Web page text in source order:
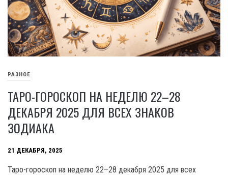
РАЗНОЕ
ТАРО-ГОРОСКОП НА НЕДЕЛЮ 22–28
ДЕКАБРЯ 2025 ДЛЯ ВСЕХ ЗНАКОВ
ЗОДИАКА
21 ДЕКАБРЯ, 2025
Таро-гороскоп на неделю 22–28 декабря 2025 для всех